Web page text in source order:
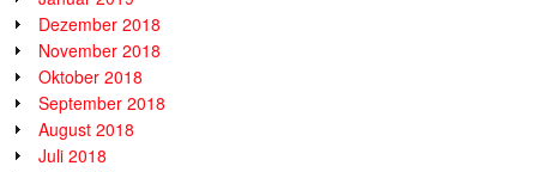
Dezember 2018
November 2018
Oktober 2018
September 2018
August 2018
Juli 2018